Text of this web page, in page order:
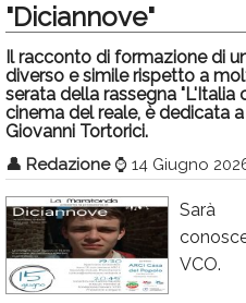
Politica
Sport
Eventi
Info Utili
Rubriche
Calendario
Annunci
"Diciannove"
Il racconto di formazione di
diverso e simile rispetto a
serata della rassegna "L'Italia
cinema del reale, è dedicata
Giovanni Tortorici.
👤 Redazione ⌚ 14 Giugno
Sarà
VCO.